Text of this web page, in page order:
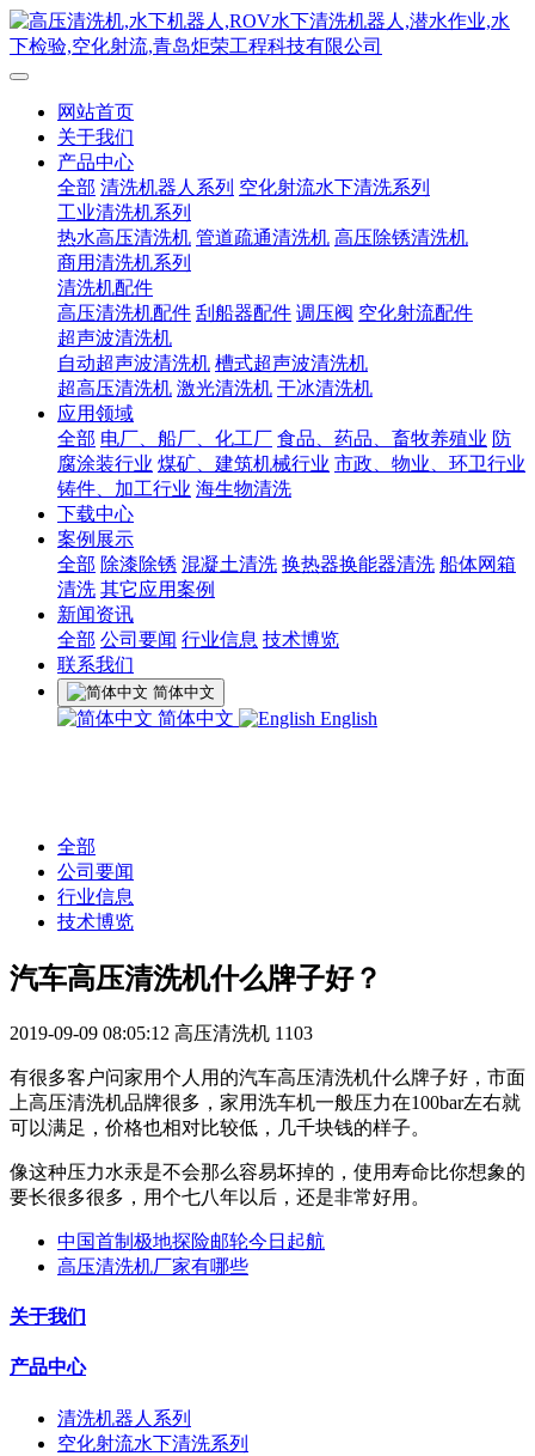
网站首页
关于我们
产品中心
全部 清洗机器人系列 空化射流水下清洗系列
工业清洗机系列
热水高压清洗机 管道疏通清洗机 高压除锈清洗机
商用清洗机系列
清洗机配件
高压清洗机配件 刮船器配件 调压阀 空化射流配件
超声波清洗机
自动超声波清洗机 槽式超声波清洗机
超高压清洗机 激光清洗机 干冰清洗机
应用领域
全部 电厂、船厂、化工厂 食品、药品、畜牧养殖业 防
腐涂装行业 煤矿、建筑机械行业 市政、物业、环卫行业
铸件、加工行业 海生物清洗
下载中心
案例展示
全部 除漆除锈 混凝土清洗 换热器换能器清洗 船体网箱
清洗 其它应用案例
新闻资讯
全部 公司要闻 行业信息 技术博览
联系我们
简体中文
简体中文 English
全部
公司要闻
行业信息
技术博览
汽车高压清洗机什么牌子好？
2019-09-09 08:05:12 高压清洗机 1103
有很多客户问家用个人用的汽车高压清洗机什么牌子好，市面
上高压清洗机品牌很多，家用洗车机一般压力在100bar左右就
可以满足，价格也相对比较低，几千块钱的样子。
像这种压力水汞是不会那么容易坏掉的，使用寿命比你想象的
要长很多很多，用个七八年以后，还是非常好用。
中国首制极地探险邮轮今日起航
高压清洗机厂家有哪些
关于我们
产品中心
清洗机器人系列
空化射流水下清洗系列